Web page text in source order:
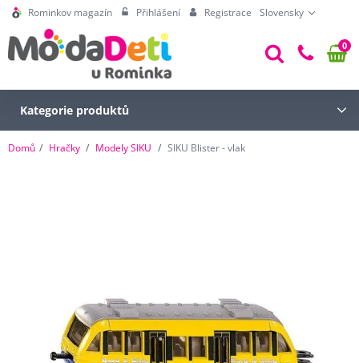
Rominkov magazín Přihlášení Registrace Slovensky
0
Kategorie produktů
Domů Hračky Modely SIKU SIKU Blister - vlak